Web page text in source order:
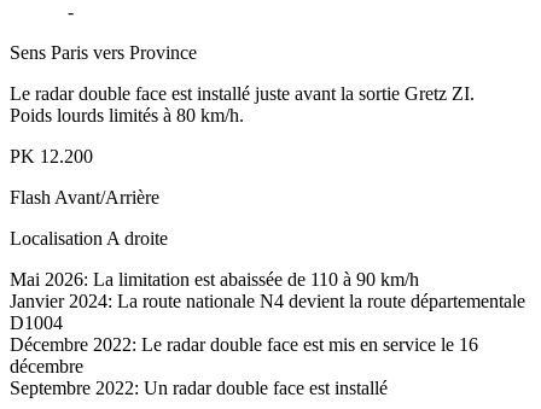
-
Sens Paris vers Province
Le radar double face est installé juste avant la sortie Gretz ZI.
Poids lourds limités à 80 km/h.
PK 12.200
FlashAvant/Arrière
LocalisationA droite
Mai 2026: La limitation est abaissée de 110 à 90 km/h
Janvier 2024: La route nationale N4 devient la route départementale
D1004
Décembre 2022: Le radar double face est mis en service le 16
décembre
Septembre 2022: Un radar double face est installé